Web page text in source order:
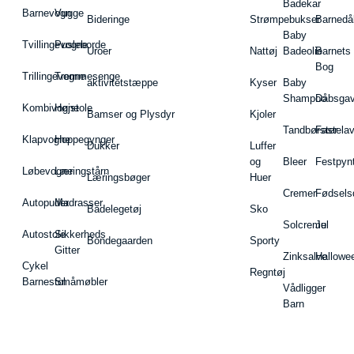
Barnevogn
Tvillingevogne
Trillingevogne
Kombivogne
Klapvogne
Løbevogne
Autopuder
Autostole
Cykel
Barnestol
Vugge
Pusleborde
Tremmesenge
Højstole
Hoppegynger
Læringstårn
Madrasser
Sikkerheds
Gitter
Småmøbler
Bideringe
Uroer
aktivitetstæppe
Bamser og Plysdyr
Dukker
Læringsbøger
Badelegetøj
Bondegaarden
Strømpebukser
Nattøj
Kyser
Kjoler
Luffer
og
Huer
Sko
Sporty
Regntøj
Badekar
Baby
Badeolie
Baby
Shampoo
Tandbørster
Bleer
Cremer
Solcreme
Zinksalve
Vådligger
Barn
Barnets
Bog
Jul